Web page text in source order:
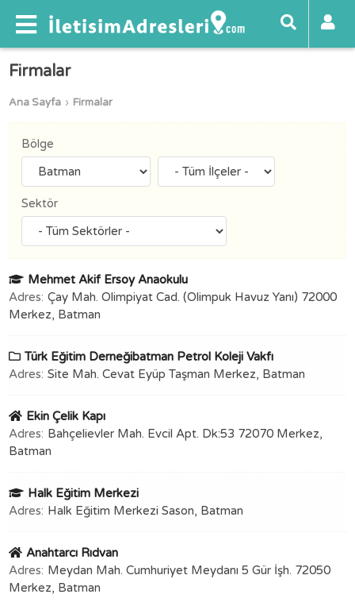
Firmalar
Ana Sayfa Firmalar
Bölge
Sektör
Mehmet Akif Ersoy Anaokulu
Adres: Çay Mah. Olimpiyat Cad. (Olimpuk Havuz Yanı) 72000
Merkez, Batman
Türk Eğitim Derneğibatman Petrol Koleji Vakfı
Adres: Site Mah. Cevat Eyüp Taşman Merkez, Batman
Ekin Çelik Kapı
Adres: Bahçelievler Mah. Evcil Apt. Dk:53 72070 Merkez,
Batman
Halk Eğitim Merkezi
Adres: Halk Eğitim Merkezi Sason, Batman
Anahtarcı Rıdvan
Adres: Meydan Mah. Cumhuriyet Meydanı 5 Gür İşh. 72050
Merkez, Batman